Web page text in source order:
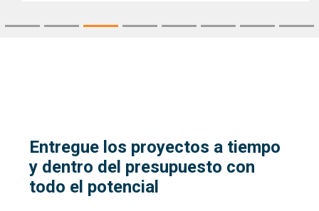
Entregue los proyectos a tiempo
y dentro del presupuesto con
todo el potencial